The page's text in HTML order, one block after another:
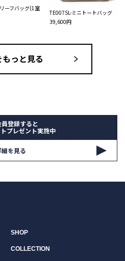
ーフバッグ(1室
TE007SL-ミニトートバッグ
39,600円
もっと見る
登録すると
プレゼント実施中
細を見る
SHOP
COLLECTION